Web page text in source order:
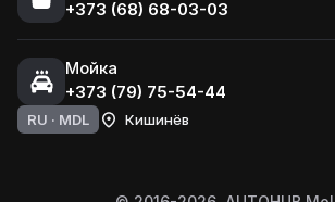
+373 (68) 68-03-03
Мойка
+373 (79) 75-54-44
RU · MDL Кишинёв